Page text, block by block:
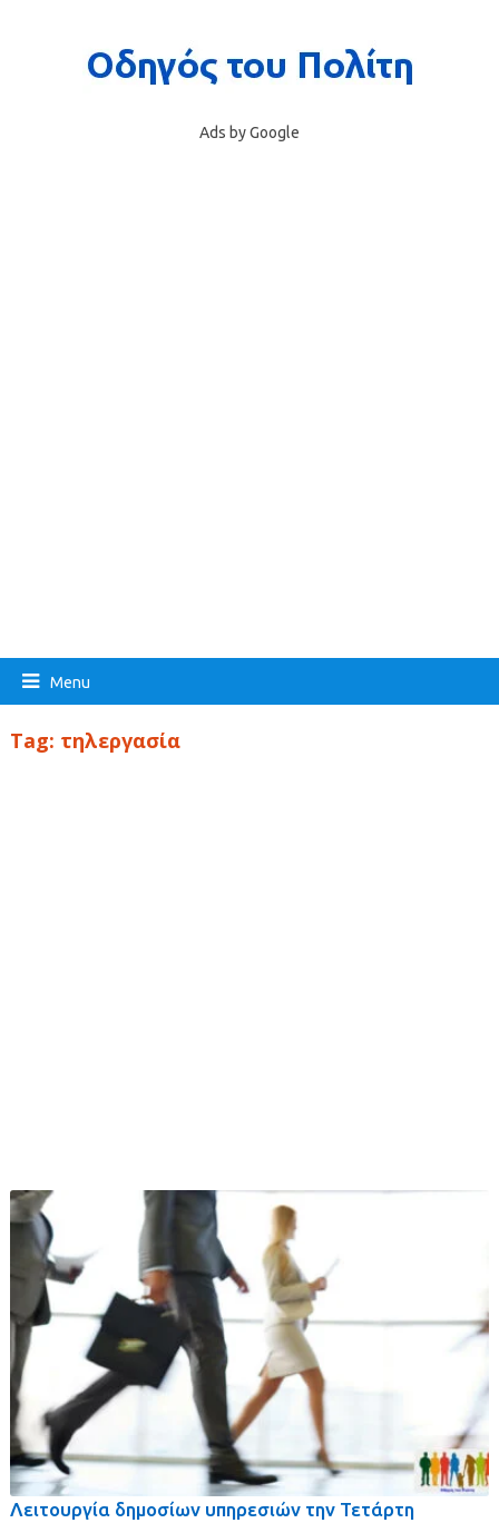
Ads by Google
Menu
Tag: τηλεργασία
Λειτουργία δημοσίων υπηρεσιών την Τετάρτη